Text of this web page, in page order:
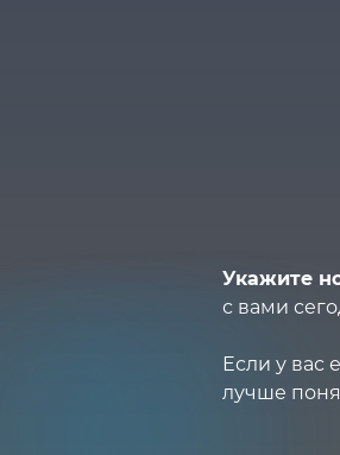
Укажите
с вами
Если у вас
лучше